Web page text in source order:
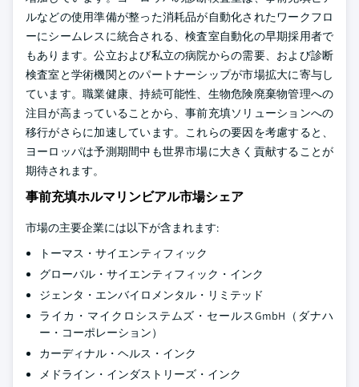
ルなどの使用準備が整った消耗品が自動化されたワークフロ
ーにシームレスに統合される、検査室自動化の早期採用者で
もあります。公立および私立の病院からの需要、および診断
検査室と学術機関とのパートナーシップが市場拡大に寄与し
ています。職業健康、持続可能性、生物危険廃棄物管理への
注目が高まっていることから、事前充填ソリューションへの
移行がさらに加速しています。これらの要因を考慮すると、
ヨーロッパは予測期間中も世界市場に大きく貢献することが
期待されます。
事前充填ホルマリンビアル市場シェア
市場の主要企業には以下が含まれます:
トーマス・サイエンティフィック
グローバル・サイエンティフィック・インク
ジェンタ・エンバイロメンタル・リミテッド
ライカ・マイクロシステムズ・セールスGmbH（ダナハ
ー・コーポレーション）
カーディナル・ヘルス・インク
メドライン・インダストリーズ・インク